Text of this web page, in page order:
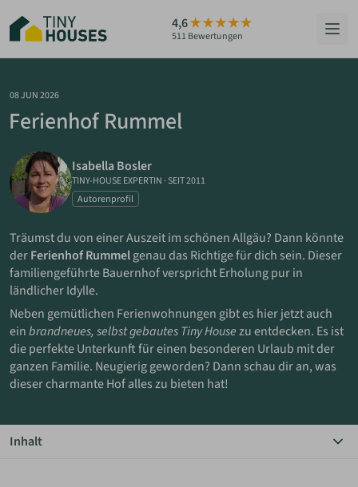
Hauptinhalt
springen
4,6
511 Bewertungen
HÄUSER
BERATUNG
GRUNDSTÜCKE
RATGEBER
ÜBER UNS
PARTNER WERDEN
08 JUN 2026
Ferienhof Rummel
Isabella Bosler
TINY-HOUSE EXPERTIN · SEIT 2011
Autorenprofil
Träumst du von einer Auszeit im schönen Allgäu? Dann könnte
derFerienhof Rummelgenau das Richtige für dich sein. Dieser
familiengeführte Bauernhof verspricht Erholung pur in
ländlicher Idylle.
Neben gemütlichen Ferienwohnungen gibt es hier jetzt auch
einbrandneues, selbst gebautes Tiny Housezu entdecken. Es ist
die perfekte Unterkunft für einen besonderen Urlaub mit der
ganzen Familie. Neugierig geworden? Dann schau dir an, was
dieser charmante Hof alles zu bieten hat!
Inhalt